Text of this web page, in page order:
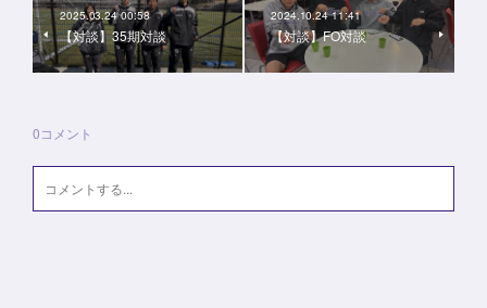
2025.03.24 00:58
【対談】35期対談
2024.10.24 11:41
【対談】FO対談
0コメント